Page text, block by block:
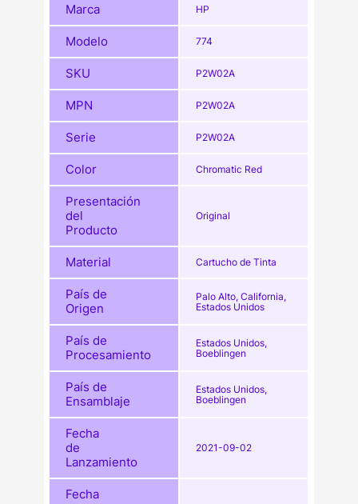
Marca HP
Modelo 774
SKU P2W02A
MPN P2W02A
Serie P2W02A
Color Chromatic Red
Presentación
del
Producto
Original
Material Cartucho de Tinta
País de
Origen
Palo Alto, California,
Estados Unidos
País de
Procesamiento
Estados Unidos,
Boeblingen
País de
Ensamblaje
Estados Unidos,
Boeblingen
Fecha
de
Lanzamiento
2021-09-02
Fecha